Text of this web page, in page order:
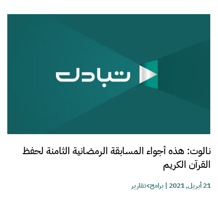
نالوت: هذه أجواء المسابقة الرمضانية الثامنة لحفظ
القرآن الكريم
21 أبريل, 2021 |برامج>تقارير